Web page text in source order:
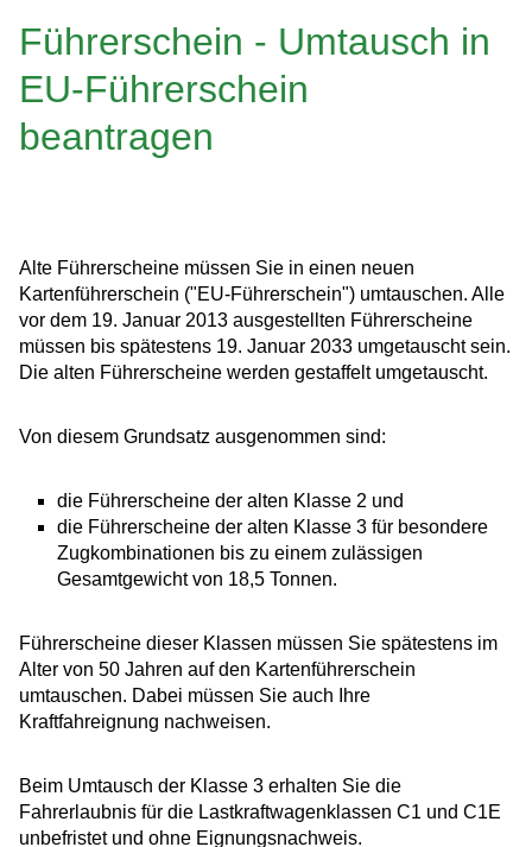
Führerschein - Umtausch in
EU-Führerschein
beantragen
Alte Führerscheine müssen Sie in einen neuen
Kartenführerschein ("EU-Führerschein") umtauschen. Alle
vor dem 19. Januar 2013 ausgestellten Führerscheine
müssen bis spätestens 19. Januar 2033 umgetauscht sein.
Die alten Führerscheine werden gestaffelt umgetauscht.
Von diesem Grundsatz ausgenommen sind:
die Führerscheine der alten Klasse 2 und
die Führerscheine der alten Klasse 3 für besondere
Zugkombinationen bis zu einem zulässigen
Gesamtgewicht von 18,5 Tonnen.
Führerscheine dieser Klassen müssen Sie spätestens im
Alter von 50 Jahren auf den Kartenführerschein
umtauschen. Dabei müssen Sie auch Ihre
Kraftfahreignung nachweisen.
Beim Umtausch der Klasse 3 erhalten Sie die
Fahrerlaubnis für die Lastkraftwagenklassen C1 und C1E
unbefristet und ohne Eignungsnachweis.